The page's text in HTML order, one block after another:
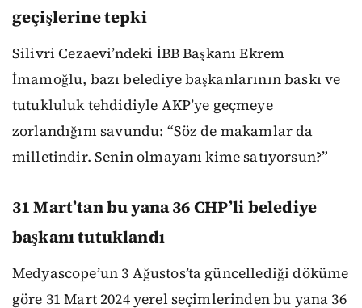
geçişlerine tepki
Silivri Cezaevi’ndeki İBB Başkanı Ekrem
İmamoğlu, bazı belediye başkanlarının baskı ve
tutukluluk tehdidiyle AKP’ye geçmeye
zorlandığını savundu: “Söz de makamlar da
milletindir. Senin olmayanı kime satıyorsun?”
31 Mart’tan bu yana 36 CHP’li belediye
başkanı tutuklandı
Medyascope’un 3 Ağustos’ta güncellediği döküme
göre 31 Mart 2024 yerel seçimlerinden bu yana 36